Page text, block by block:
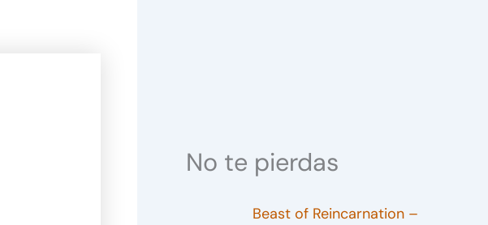
No te pierdas
Beast of Reincarnation –